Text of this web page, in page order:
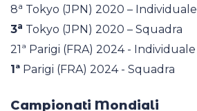
8a Tokyo (JPN) 2020 – Individuale
3a Tokyo (JPN) 2020 – Squadra
21ª Parigi (FRA) 2024 - Individuale
1ª Parigi (FRA) 2024 - Squadra
Campionati Mondiali